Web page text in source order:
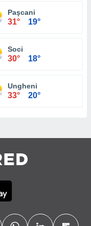
Paşcani
31° 19°
Soci
30° 18°
Ungheni
33° 20°